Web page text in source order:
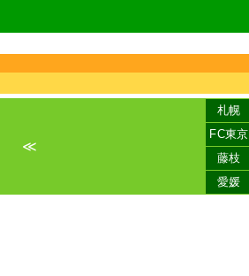
≪
札幌
FC東京
藤枝
愛媛